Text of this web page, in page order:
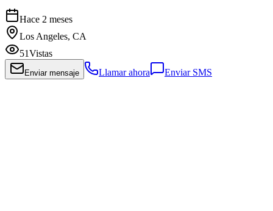
Hace 2 meses
Los Angeles, CA
51Vistas
Enviar mensaje Llamar ahora Enviar SMS